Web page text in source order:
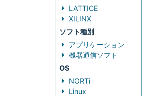
LATTICE
XILINX
ソフト種別
アプリケーション
機器通信ソフト
OS
NORTi
Linux